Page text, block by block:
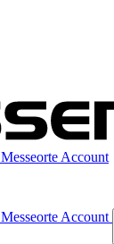
Messeorte Account
Messeorte Account